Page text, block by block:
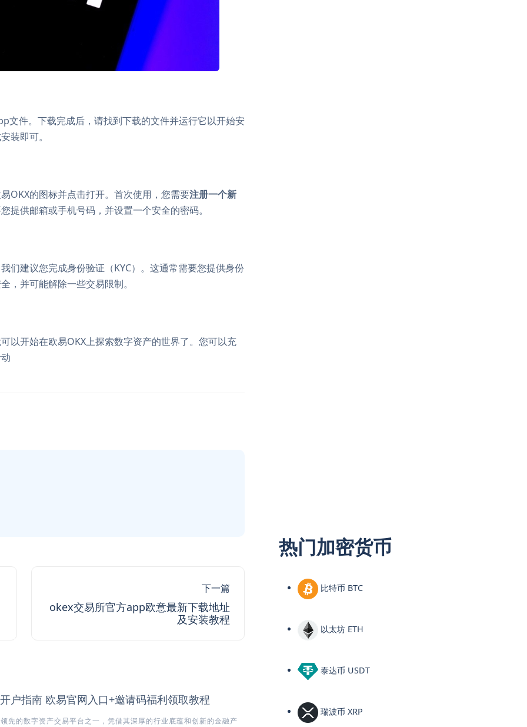
文件。下载完成后，请找到下载的文件并运行它以开始安
装即可。
OKX的图标并点击打开。首次使用，您需要注册一个新
提供邮箱或手机号码，并设置一个安全的密码。
们建议您完成身份验证（KYC）。这通常需要您提供身份
，并可能解除一些交易限制。
以开始在欧易OKX上探索数字资产的世界了。您可以充
下一篇
okex交易所官方app欧意最新下载地址
及安装教程
户指南 欧易官网入口+邀请码福利领取教程
先的数字资产交易平台之一，凭借其深厚的行业底蕴和创新的金融产
热门加密货币
比特币 BTC
以太坊 ETH
泰达币 USDT
瑞波币 XRP